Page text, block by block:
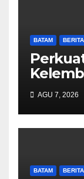
BATAM BERITA
dan
Obat
AGU 7, 2026
BATAM BERITA